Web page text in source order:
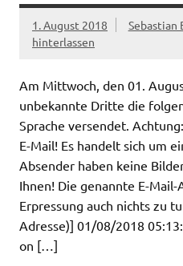
1. August 2018 Sebastian
hinterlassen
Am Mittwoch, den 01.
unbekannte Dritte die
Sprache versendet.
E-Mail! Es handelt sich um
Absender haben keine
Ihnen! Die genannte E-
Erpressung auch nichts zu
Adresse)] 01/08/2018
on […]